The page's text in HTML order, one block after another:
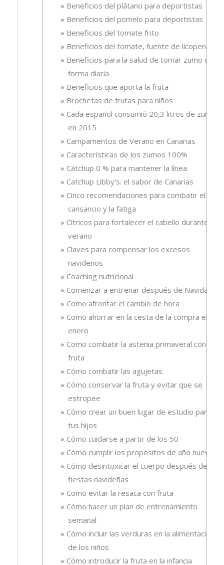
Beneficios del plátano para deportistas
Beneficios del pomelo para deportistas
Beneficios del tomate frito
Beneficios del tomate, fuente de licopeno
Beneficios para la salud de tomar zumo de
forma diaria
Beneficios que aporta la fruta
Brochetas de frutas para niños
Cada español consumió 20,3 litros de zumo
en 2015
Campamentos de Verano en Canarias
Características de los zumos 100%
Cátchup 0 % para mantener la línea
Catchup Libby's: el sabor de Canarias
Cinco recomendaciones para combatir el
cansancio y la fatiga
Cítricos para fortalecer el cabello durante el
verano
Claves para compensar los excesos
navideños
Coaching nutricional
Comenzar a entrenar después de Navidad
Como afrontar el cambio de hora
Como ahorrar en la cesta de la compra en
enero
Como combatir la astenia primaveral con
fruta
Cómo combatir las agujetas
Cómo conservar la fruta y evitar que se
estropee
Cómo crear un buen lugar de estudio para
tus hijos
Cómo cuidarse a partir de los 50
Cómo cumplir los propósitos de año nuevo
Cómo desintoxicar el cuerpo después de las
fiestas navideñas
Como evitar la resaca con fruta
Cómo hacer un plan de entrenamiento
semanal
Cómo incluir las verduras en la alimentación
de los niños
Cómo introducir la fruta en la infancia